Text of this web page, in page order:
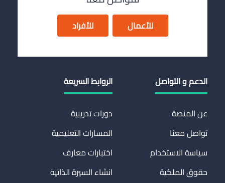
للأعمال للأفراد
الدعم و التواصل
عن المنصة
تواصل معنا
سياسة الاستخدام
حقوق الملكية
الروابط السريعة
دورات تدريبية
المسارات التعليمية
اختبارات معارف
انشاء السيرة الذاتية